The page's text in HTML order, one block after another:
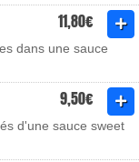
11,80€
dans une sauce
9,50€
d'une sauce sweet